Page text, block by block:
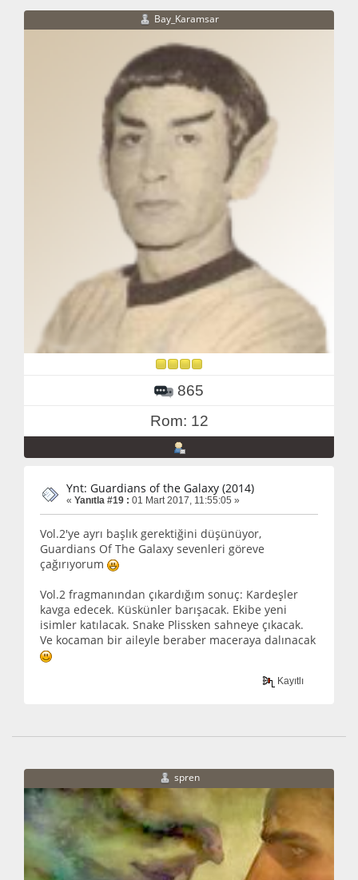
Bay_Karamsar
865
Rom: 12
Ynt: Guardians of the Galaxy (2014)
« Yanıtla #19 : 01 Mart 2017, 11:55:05 »
Vol.2'ye ayrı başlık gerektiğini düşünüyor,
Guardians Of The Galaxy sevenleri göreve
çağırıyorum
Vol.2 fragmanından çıkardığım sonuç: Kardeşler
kavga edecek. Küskünler barışacak. Ekibe yeni
isimler katılacak. Snake Plissken sahneye çıkacak.
Ve kocaman bir aileyle beraber maceraya dalınacak
Kayıtlı
spren